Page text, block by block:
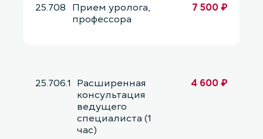
25.708 Прием уролога,
профессора
7 500 ₽
25.706.1 Расширенная
консультация
ведущего
специалиста (1
час)
4 600 ₽